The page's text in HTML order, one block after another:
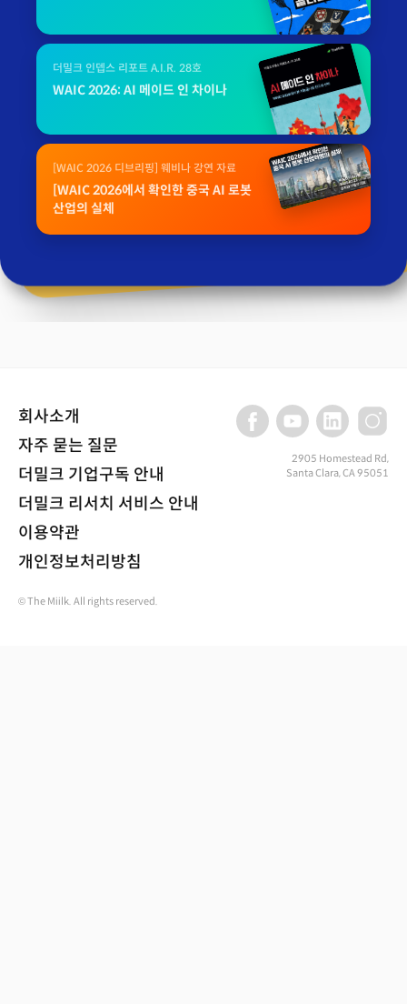
더밀크 인뎁스 리포트 A.I.R. 28호
WAIC 2026: AI 메이드 인 차이나
[WAIC 2026 디브리핑] 웨비나 강연 자료
[WAIC 2026에서 확인한 중국 AI 로봇
산업의 실체
회사소개
자주 묻는 질문
더밀크 기업구독 안내
더밀크 리서치 서비스 안내
이용약관
개인정보처리방침
2905 Homestead Rd,
Santa Clara, CA 95051
© The Miilk. All rights reserved.